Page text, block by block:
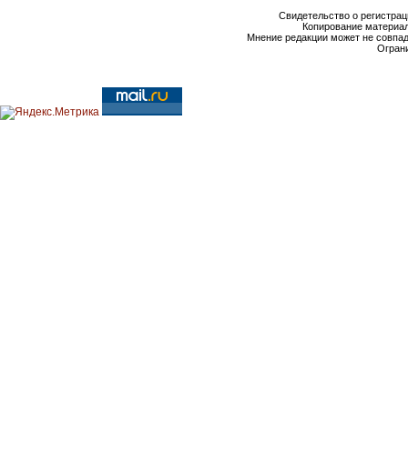
Свидетельство о
Копирование
Мнение редакции может не